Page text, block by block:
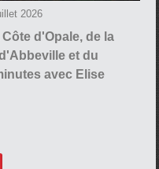
2026
d'Opale, de la
et du
avec Elise